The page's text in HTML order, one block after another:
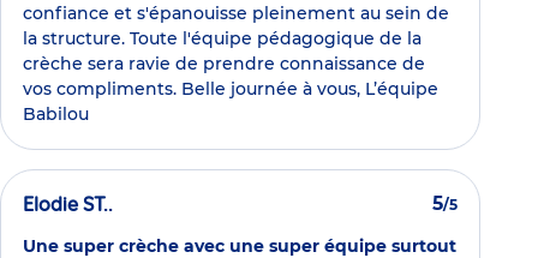
confiance et s'épanouisse pleinement au sein de
la structure. Toute l'équipe pédagogique de la
crèche sera ravie de prendre connaissance de
vos compliments. Belle journée à vous, L’équipe
Babilou
Elodie ST.. 5/5
Une super crèche avec une super équipe surtout